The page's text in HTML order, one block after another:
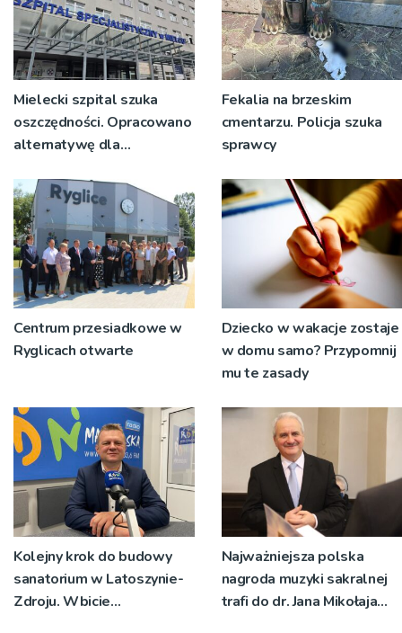
Mielecki szpital szuka
oszczędności. Opracowano
alternatywę dla
Fekalia na brzeskim
cmentarzu. Policja szuka
sprawcy
Centrum przesiadkowe w
Ryglicach otwarte
Dziecko w wakacje zostaje
w domu samo? Przypomnij
mu te zasady
Kolejny krok do budowy
sanatorium w Latoszynie-
Zdroju. Wbicie
Najważniejsza polska
nagroda muzyki sakralnej
trafi do dr. Jana Mikołaja